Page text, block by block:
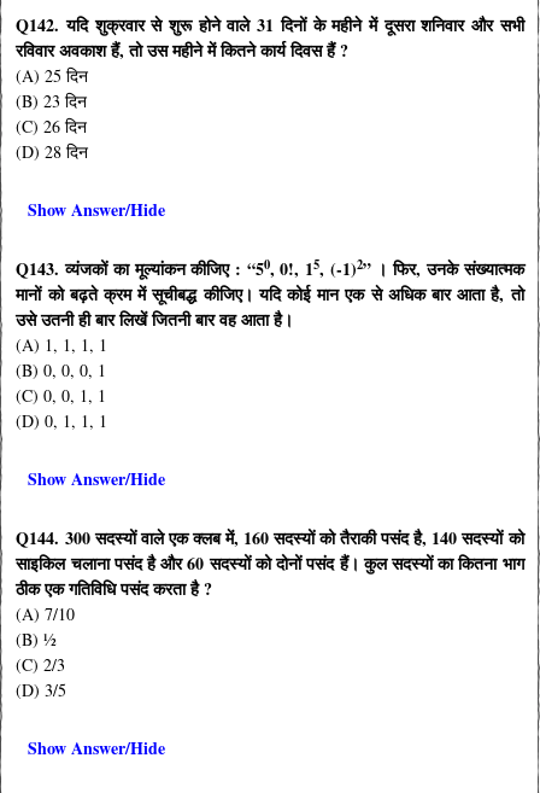
Q142.यदि शुक्रवार से शुरू होने वाले31 दिनों के महीने में दूसरा शनिवार और सभी
रविवार अवकाश हैं,तो उस महीने में कितने कार्य दिवस हैं?
(A) 25 दिन
(B) 23 दिन
(C) 26 दिन
(D) 28 दिन
Show Answer/Hide
Q143.व्यंजकों का मूल्यांकन कीजिए : “50, 0!, 15, (-1)2” । फिर,उनके संख्यात्मक
मानों को बढ़ते क्रम में सूचीबद्ध कीजिए। यदि कोई मान एक से अधिक बार आता है,तो
उसे उतनी ही बार लिखें जितनी बार वह आता है।
(A) 1, 1, 1, 1
(B) 0, 0, 0, 1
(C) 0, 0, 1, 1
(D) 0, 1, 1, 1
Show Answer/Hide
Q144. 300सदस्यों वाले एक क्लब में, 160सदस्यों को तैराकी पसंद है, 140सदस्यों को
साइकिल चलाना पसंद है और60सदस्यों को दोनों पसंद हैं। कुल सदस्यों का कितना भाग
ठीक एक गतिविधि पसंद करता है?
(A) 7/10
(B) ½
(C) 2/3
(D) 3/5
Show Answer/Hide